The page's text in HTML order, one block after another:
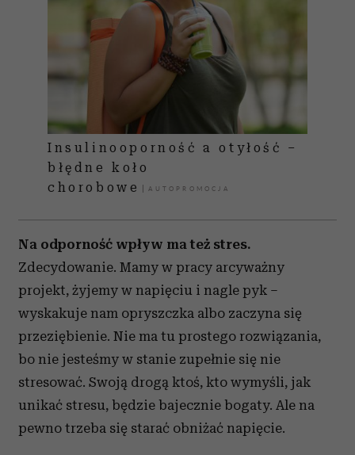
Insulinooporność a otyłość –
błędne koło
chorobowe
Na odporność wpływ ma też stres.
Zdecydowanie. Mamy w pracy arcyważny
projekt, żyjemy w napięciu i nagle pyk –
wyskakuje nam opryszczka albo zaczyna się
przeziębienie. Nie ma tu prostego rozwiązania,
bo nie jesteśmy w stanie zupełnie się nie
stresować. Swoją drogą ktoś, kto wymyśli, jak
unikać stresu, będzie bajecznie bogaty. Ale na
pewno trzeba się starać obniżać napięcie.